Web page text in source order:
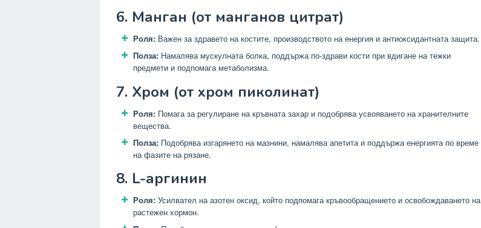
6. Манган (от манганов цитрат)
Роля: Важен за здравето на костите, производството на енергия и антиоксидантната защита.
Полза: Намалява мускулната болка, поддържа по-здрави кости при вдигане на тежки
предмети и подпомага метаболизма.
7. Хром (от хром пиколинат)
Роля: Помага за регулиране на кръвната захар и подобрява усвояването на хранителните
вещества.
Полза: Подобрява изгарянето на мазнини, намалява апетита и поддържа енергията по време
на фазите на рязане.
8. L-аргинин
Роля: Усилвател на азотен оксид, който подпомага кръвообращението и освобождаването на
растежен хормон.